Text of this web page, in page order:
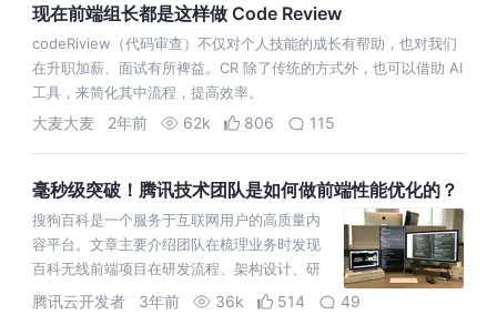
现在前端组长都是这样做 Code Review
codeRiview（代码审查）不仅对个人技能的成长有帮助，也对我们
在升职加薪、面试有所裨益。CR 除了传统的方式外，也可以借助 AI
工具，来简化其中流程，提高效率。
大麦大麦 2年前 62k 806 115
毫秒级突破！腾讯技术团队是如何做前端性能优化的？
搜狗百科是一个服务于互联网用户的高质量内
容平台。文章主要介绍团队在梳理业务时发现
百科无线前端项目在研发流程、架构设计、研
发效率、页面性能等方面存在诸多问题和痛
腾讯云开发者 3年前 36k 514 49